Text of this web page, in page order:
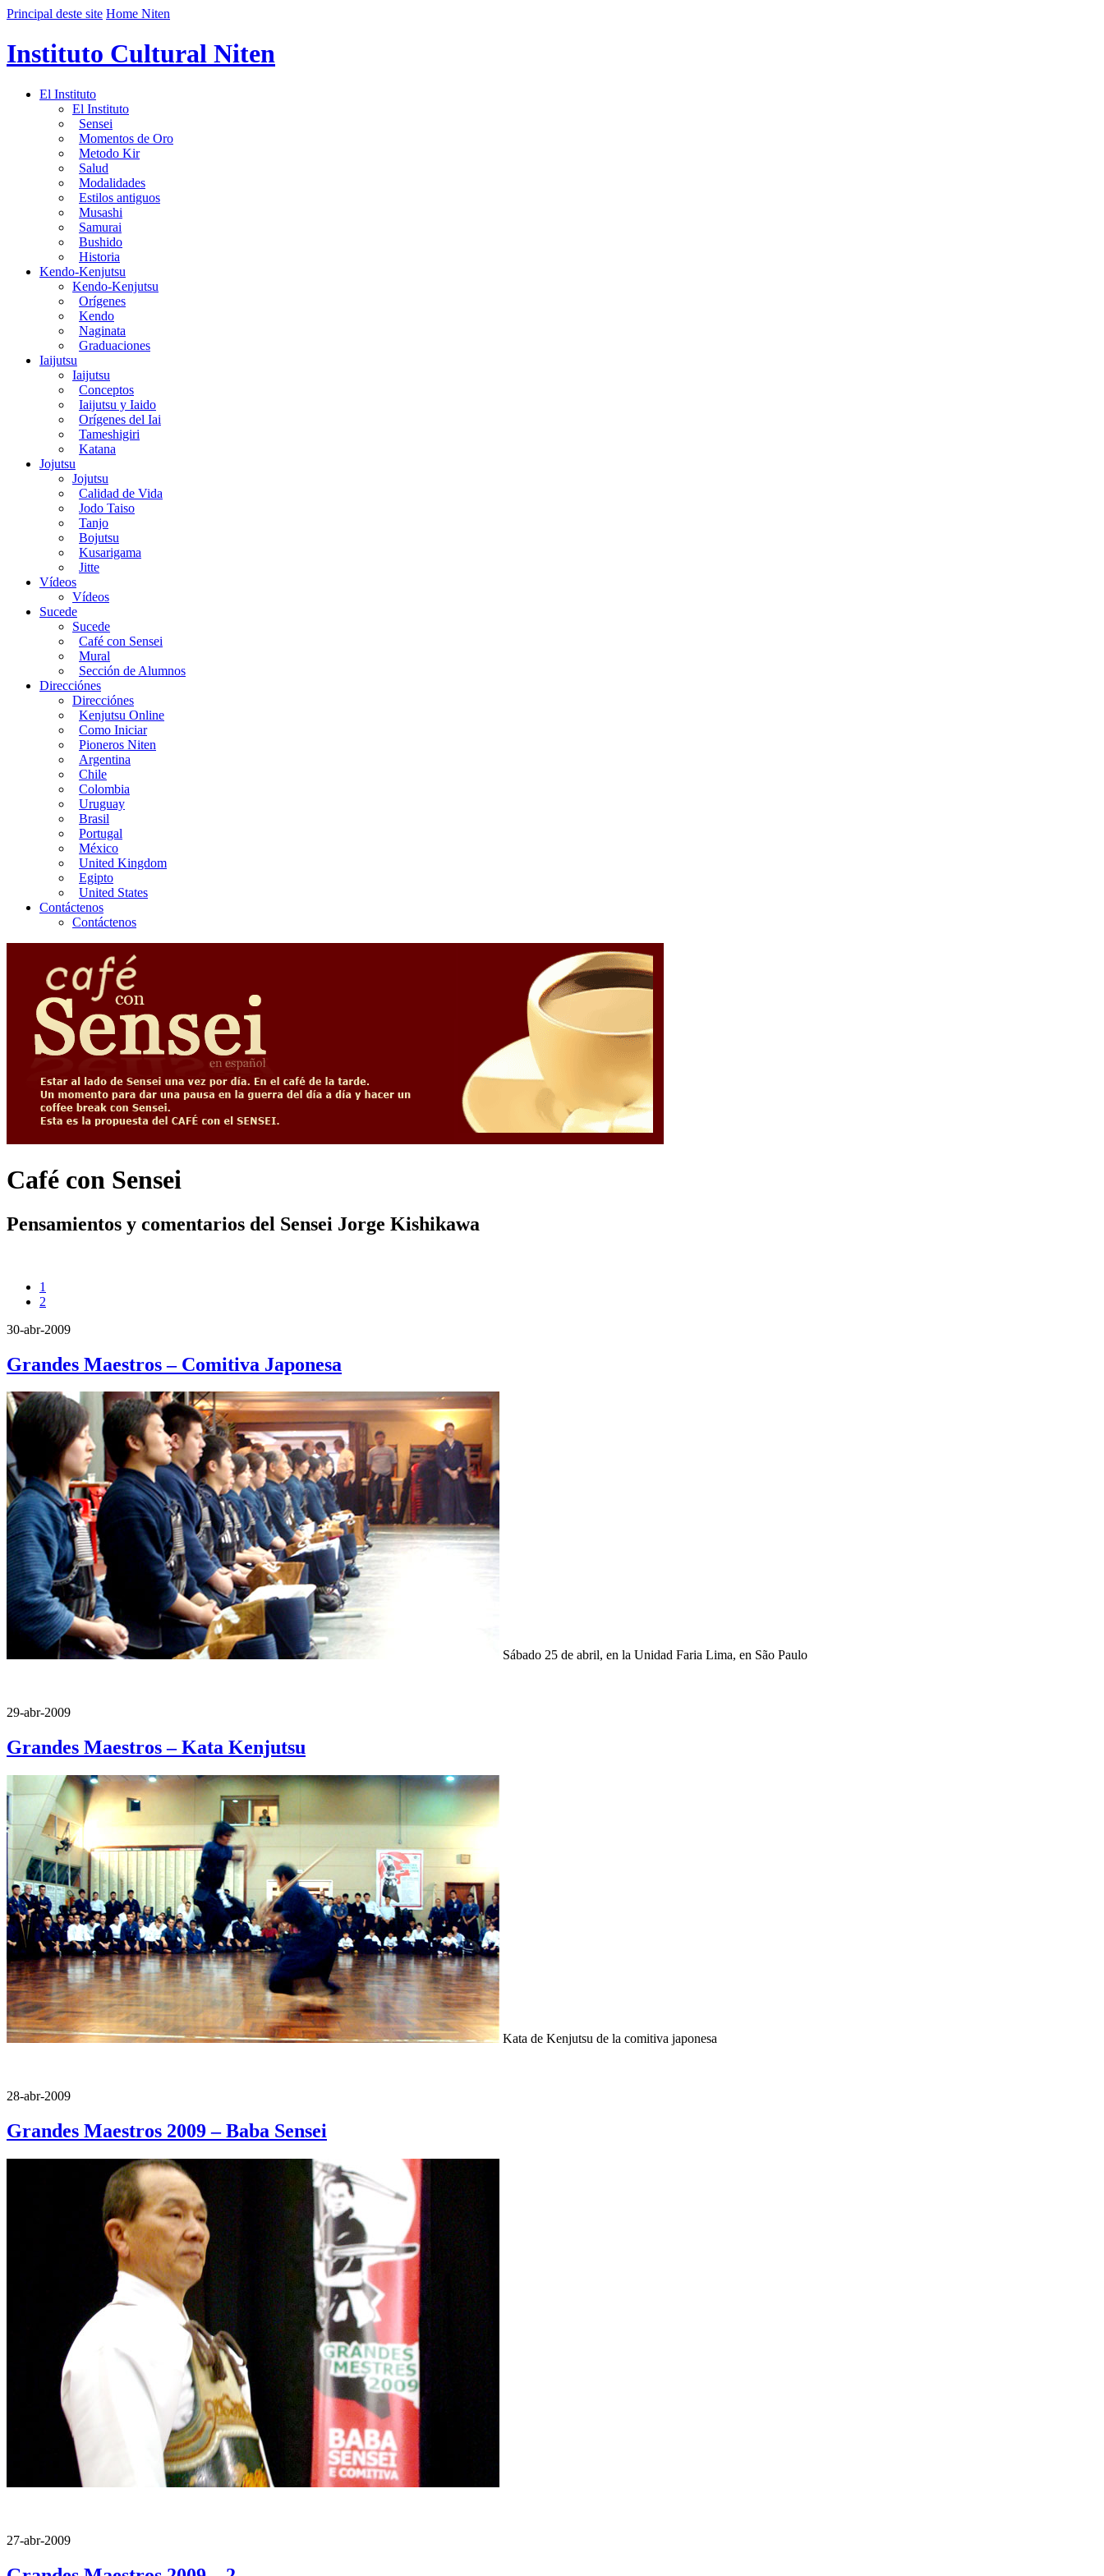
Principal deste site Home Niten
Instituto Cultural Niten
El Instituto
El Instituto
Sensei
Momentos de Oro
Metodo Kir
Salud
Modalidades
Estilos antiguos
Musashi
Samurai
Bushido
Historia
Kendo-Kenjutsu
Kendo-Kenjutsu
Orígenes
Kendo
Naginata
Graduaciones
Iaijutsu
Iaijutsu
Conceptos
Iaijutsu y Iaido
Orígenes del Iai
Tameshigiri
Katana
Jojutsu
Jojutsu
Calidad de Vida
Jodo Taiso
Tanjo
Bojutsu
Kusarigama
Jitte
Vídeos
Vídeos
Sucede
Sucede
Café con Sensei
Mural
Sección de Alumnos
Direcciónes
Direcciónes
Kenjutsu Online
Como Iniciar
Pioneros Niten
Argentina
Chile
Colombia
Uruguay
Brasil
Portugal
México
United Kingdom
Egipto
United States
Contáctenos
Contáctenos
Café con Sensei
Pensamientos y comentarios del Sensei Jorge Kishikawa
1
2
30-abr-2009
Grandes Maestros – Comitiva Japonesa
Sábado 25 de abril, en la Unidad Faria Lima, en São Paulo
29-abr-2009
Grandes Maestros – Kata Kenjutsu
Kata de Kenjutsu de la comitiva japonesa
28-abr-2009
Grandes Maestros 2009 – Baba Sensei
27-abr-2009